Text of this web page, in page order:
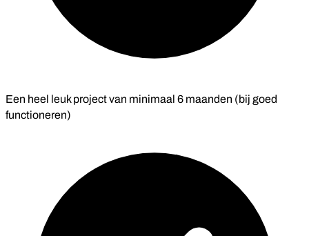
Een heel leuk project van minimaal 6 maanden (bij goed
functioneren)